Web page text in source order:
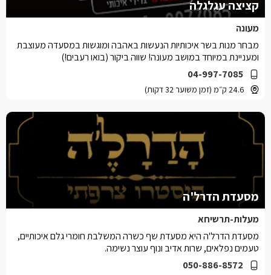
קציצה עגלגלה
מעונה
04-997-7085
24.6 ק״מ (זמן משוער 32 דקות)
מבחר מנות בשר איכותיות הנעשות באהבה ומוגשות במסעדה מעוצבת
ומעניינת במיוחד במושב מעונה! שווה ביקור (בואו רעבים!)
מסעדת הדרל'ה
מעלות-תרשיחא
050-886-8572
מסעדת הדרל'ה היא מסעדת שף כשרה המשלבת חומרי גלם איכותיים,
טעמים נפלאים, שרות אדיב ונוף עוצר נשימה.